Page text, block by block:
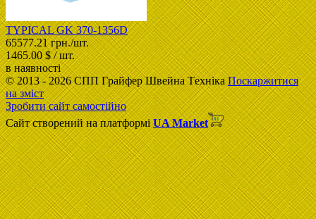
TYPICAL GK 370-1356D
65577.21 грн./шт.
1465.00 $ / шт.
в наявності
© 2013 - 2026 CПП Гpaйфep Швeйна Тexнiка Поскаржитися
на зміст
Зробити сайт самостійно
Сайт створений на платформіUA Market